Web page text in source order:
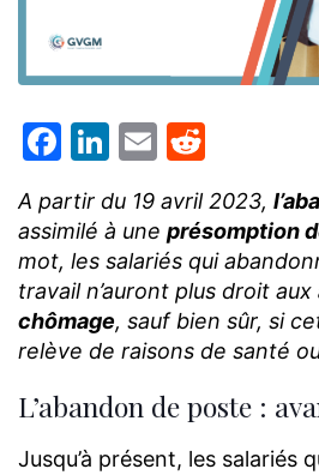
Facebook
LinkedIn
Email
A partir du 19 avril 2023,
assimilé à une présomption
mot, les salariés qui
travail n’auront plus droit aux
chômage, sauf bien sûr, si
relève de raisons de santé
L’abandon de poste :
Jusqu’à présent, les salariés